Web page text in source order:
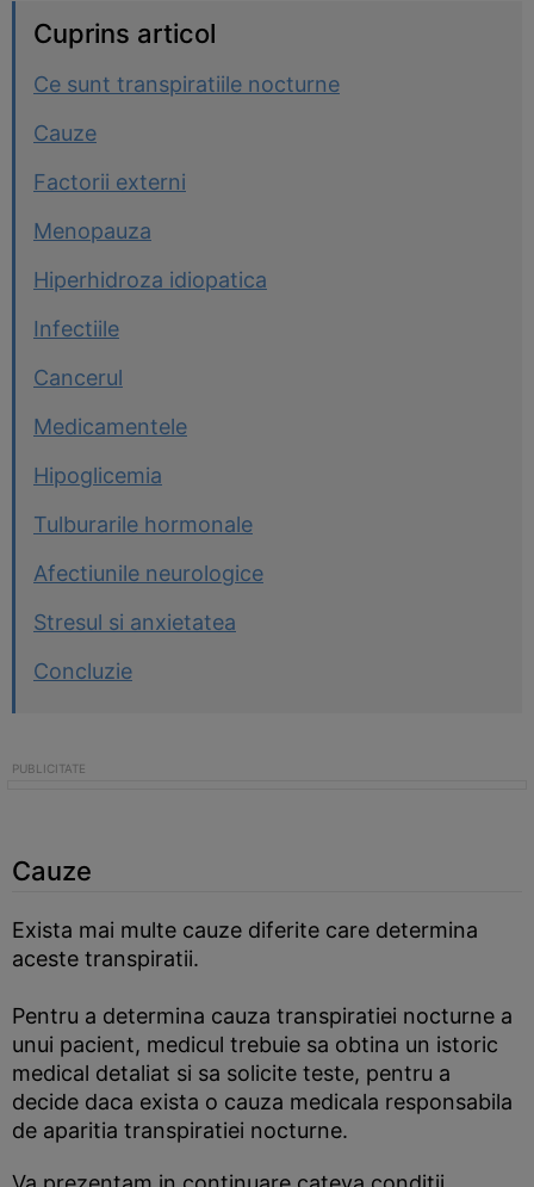
Cuprins articol
Ce sunt transpiratiile nocturne
Cauze
Factorii externi
Menopauza
Hiperhidroza idiopatica
Infectiile
Cancerul
Medicamentele
Hipoglicemia
Tulburarile hormonale
Afectiunile neurologice
Stresul si anxietatea
Concluzie
Cauze
Exista mai multe cauze diferite care determina
aceste transpiratii.
Pentru a determina cauza transpiratiei nocturne a
unui pacient, medicul trebuie sa obtina un istoric
medical detaliat si sa solicite teste, pentru a
decide daca exista o cauza medicala responsabila
de aparitia transpiratiei nocturne.